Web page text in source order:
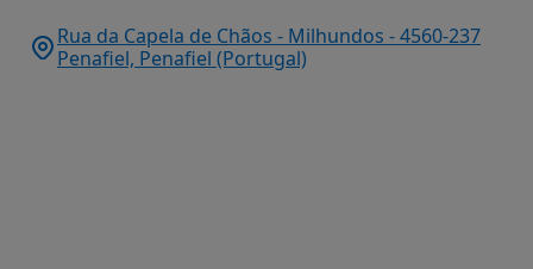
Rua da Capela de Chãos - Milhundos - 4560-237
Penafiel, Penafiel (Portugal)